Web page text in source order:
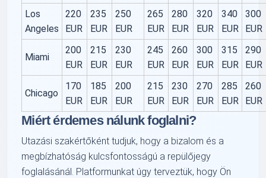
Los
Angeles
220
EUR
235
EUR
250
EUR
265
EUR
280
EUR
320
EUR
340
EUR
300
EUR
Miami
200
EUR
215
EUR
230
EUR
245
EUR
260
EUR
300
EUR
315
EUR
290
EUR
Chicago
170
EUR
185
EUR
200
EUR
215
EUR
230
EUR
270
EUR
285
EUR
260
EUR
Miért érdemes nálunk foglalni?
Utazási szakértőként tudjuk, hogy a bizalom és a
megbízhatóság kulcsfontosságú a repülőjegy
foglalásánál. Platformunkat úgy terveztük, hogy Ön